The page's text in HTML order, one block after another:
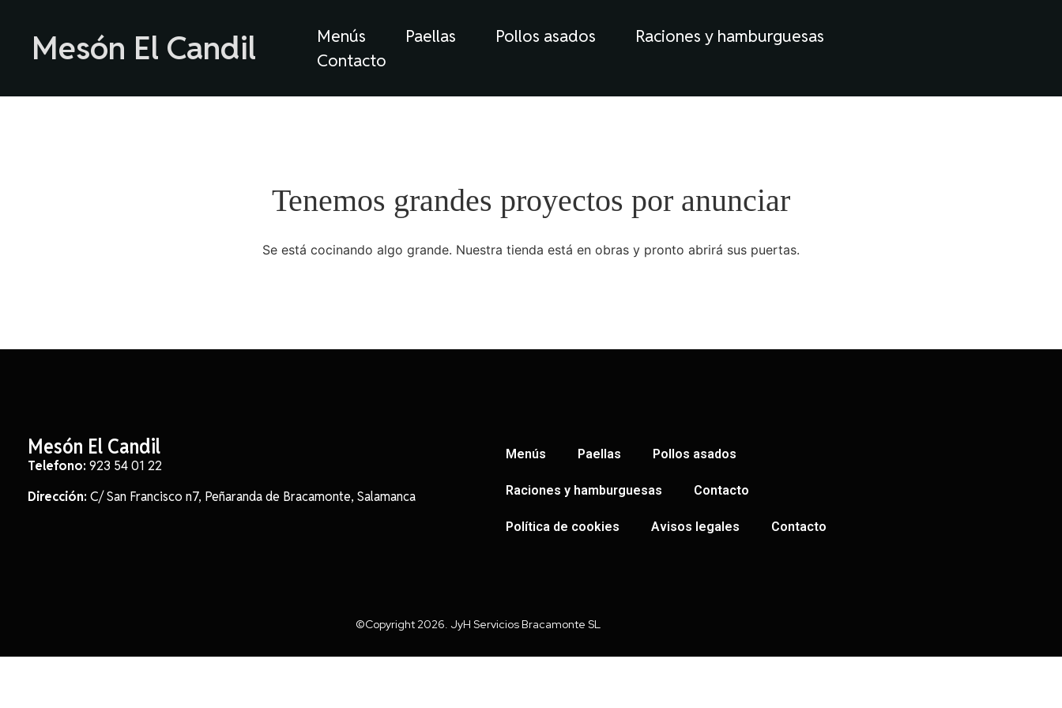
Mesón El Candil Menús Paellas Pollos asados
Raciones y hamburguesas
Contacto
Tenemos grandes proyectos por anunciar
Se está cocinando algo grande. Nuestra tienda está en obras y pronto abrirá sus puertas.
Mesón El Candil
Telefono: 923 54 01 22
Dirección: C/ San Francisco n7, Peñaranda de Bracamonte, Salamanca
Menús Paellas Pollos asados
Raciones y hamburguesas Contacto
Política de cookies Avisos legales Contacto
©Copyright 2026. JyH Servicios Bracamonte SL